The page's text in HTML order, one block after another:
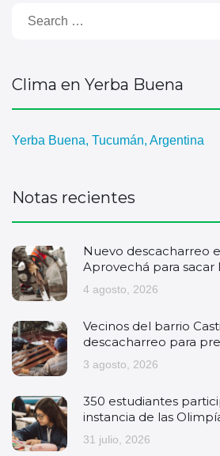
Clima en Yerba Buena
Yerba Buena, Tucumán, Argentina
Notas recientes
Nuevo descacharreo
Aprovechá para sacar
4 agosto, 2026
Vecinos del barrio
descacharreo para
3 agosto, 2026
350 estudiantes
instancia de las
31 julio, 2026